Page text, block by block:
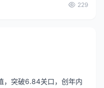
229
，突破6.84关口，创年内